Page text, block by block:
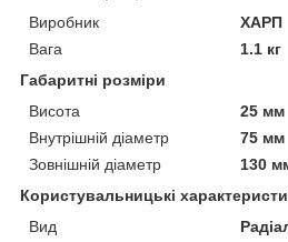
Виробник
ХАРП
Вага
1.1 кг
Габаритні розміри
Висота
25 мм
Внутрішній діаметр
75 мм
Зовнішній діаметр
130
Користувальницькі
Вид